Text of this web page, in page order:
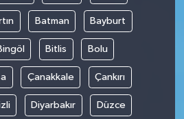
Batman Bayburt
Bitlis Bolu
Çanakkale Çankırı
Diyarbakır Düzce